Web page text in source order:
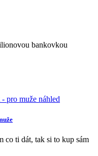
bankovkou
náhled
co ti dát, tak si to kup sám